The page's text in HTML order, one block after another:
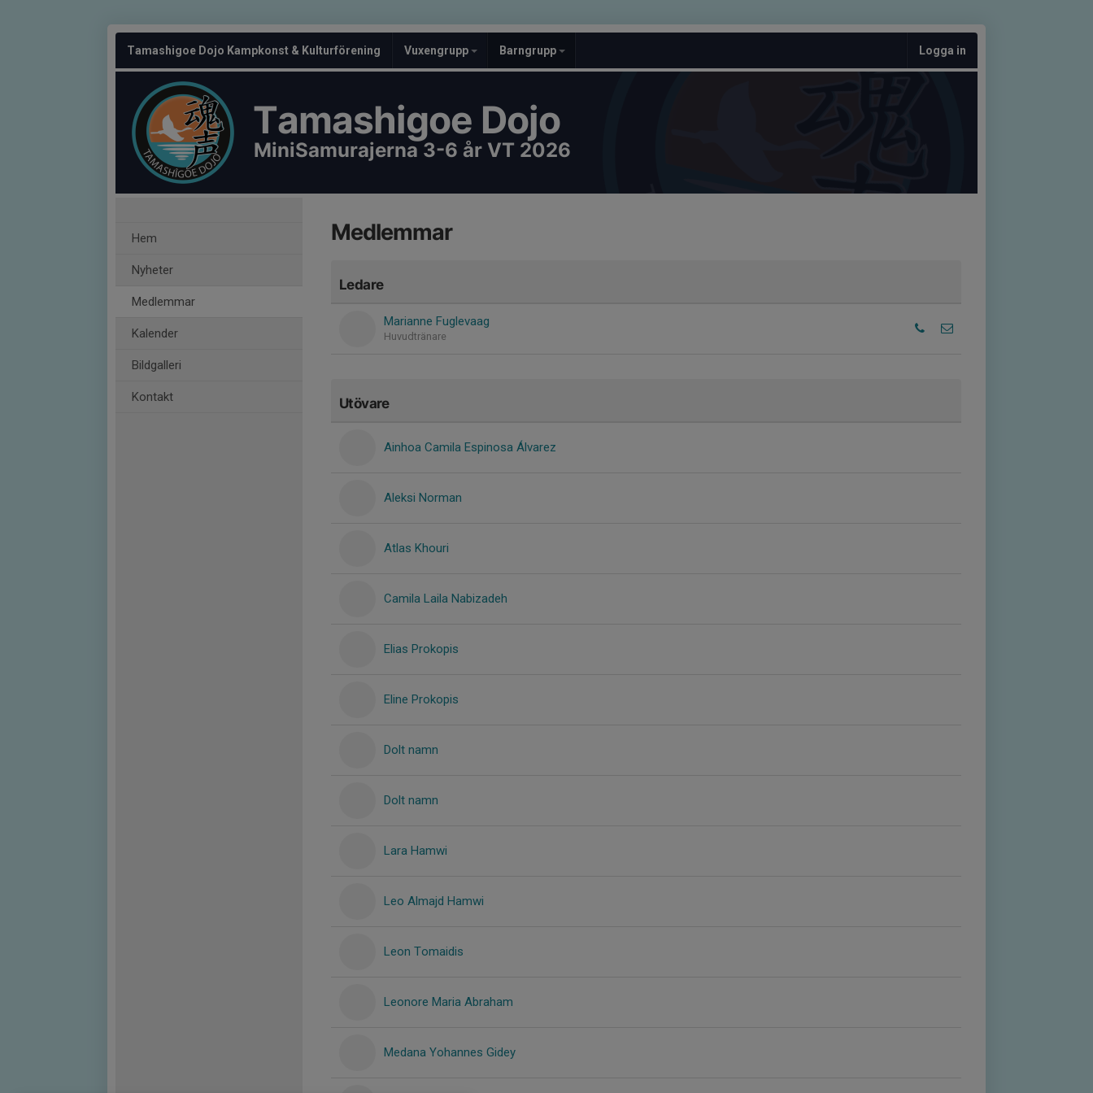
Tamashigoe Dojo Kampkonst & Kulturförening Vuxengrupp Barngrupp Logga in
Tamashigoe Dojo
MiniSamurajerna 3-6 år VT 2026
Hem
Nyheter
Medlemmar
Kalender
Bildgalleri
Kontakt
Medlemmar
Ledare
Marianne Fuglevaag
Huvudtränare
Utövare
Ainhoa Camila Espinosa Álvarez
Aleksi Norman
Atlas Khouri
Camila Laila Nabizadeh
Elias Prokopis
Eline Prokopis
Dolt namn
Dolt namn
Lara Hamwi
Leo Almajd Hamwi
Leon Tomaidis
Leonore Maria Abraham
Medana Yohannes Gidey